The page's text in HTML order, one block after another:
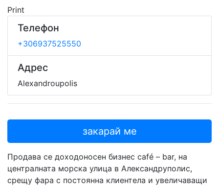
Print
Телефон
+306937525550
Адрес
Alexandroupolis
закарай ме
Продава се доходоносен бизнес café – bar, на
централната морска улица в Александруполис,
срещу фара с постоянна клиентела и увеличаващи